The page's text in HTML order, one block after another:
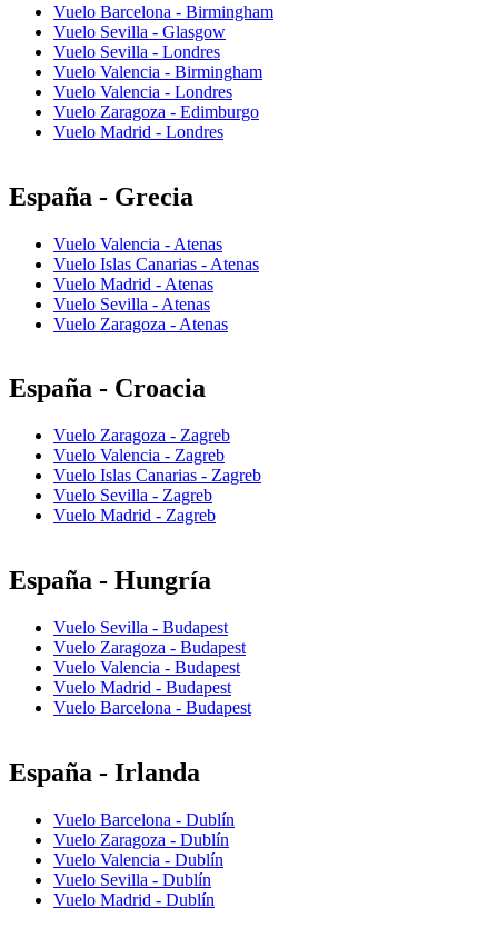
Vuelo Barcelona - Birmingham
Vuelo Sevilla - Glasgow
Vuelo Sevilla - Londres
Vuelo Valencia - Birmingham
Vuelo Valencia - Londres
Vuelo Zaragoza - Edimburgo
Vuelo Madrid - Londres
España - Grecia
Vuelo Valencia - Atenas
Vuelo Islas Canarias - Atenas
Vuelo Madrid - Atenas
Vuelo Sevilla - Atenas
Vuelo Zaragoza - Atenas
España - Croacia
Vuelo Zaragoza - Zagreb
Vuelo Valencia - Zagreb
Vuelo Islas Canarias - Zagreb
Vuelo Sevilla - Zagreb
Vuelo Madrid - Zagreb
España - Hungría
Vuelo Sevilla - Budapest
Vuelo Zaragoza - Budapest
Vuelo Valencia - Budapest
Vuelo Madrid - Budapest
Vuelo Barcelona - Budapest
España - Irlanda
Vuelo Barcelona - Dublín
Vuelo Zaragoza - Dublín
Vuelo Valencia - Dublín
Vuelo Sevilla - Dublín
Vuelo Madrid - Dublín